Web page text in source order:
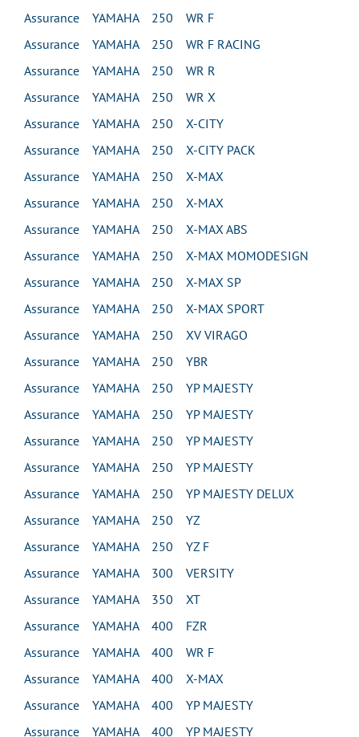
Assurance YAMAHA 250 WR F
Assurance YAMAHA 250 WR F RACING
Assurance YAMAHA 250 WR R
Assurance YAMAHA 250 WR X
Assurance YAMAHA 250 X-CITY
Assurance YAMAHA 250 X-CITY PACK
Assurance YAMAHA 250 X-MAX
Assurance YAMAHA 250 X-MAX
Assurance YAMAHA 250 X-MAX ABS
Assurance YAMAHA 250 X-MAX MOMODESIGN
Assurance YAMAHA 250 X-MAX SP
Assurance YAMAHA 250 X-MAX SPORT
Assurance YAMAHA 250 XV VIRAGO
Assurance YAMAHA 250 YBR
Assurance YAMAHA 250 YP MAJESTY
Assurance YAMAHA 250 YP MAJESTY
Assurance YAMAHA 250 YP MAJESTY
Assurance YAMAHA 250 YP MAJESTY
Assurance YAMAHA 250 YP MAJESTY DELUX
Assurance YAMAHA 250 YZ
Assurance YAMAHA 250 YZ F
Assurance YAMAHA 300 VERSITY
Assurance YAMAHA 350 XT
Assurance YAMAHA 400 FZR
Assurance YAMAHA 400 WR F
Assurance YAMAHA 400 X-MAX
Assurance YAMAHA 400 YP MAJESTY
Assurance YAMAHA 400 YP MAJESTY